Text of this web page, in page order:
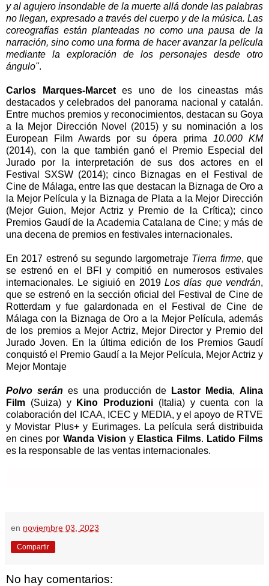
y al agujero insondable de la muerte allá donde las palabras
no llegan, expresado a través del cuerpo y de la música. Las
coreografías están planteadas no como una pausa de la
narración, sino como una forma de hacer avanzar la película
mediante la exploración de los personajes desde otro
ángulo".
Carlos Marques-Marcetes uno de los cineastas más
destacados y celebrados del panorama nacional y catalán.
Entre muchos premios y reconocimientos, destacan su Goya
a la Mejor Dirección Novel (2015) y su nominación a los
European Film Awards por su ópera prima 10.000 KM
(2014), con la que también ganó el Premio Especial del
Jurado por la interpretación de sus dos actores en el
Festival SXSW (2014); cinco Biznagas en el Festival de
Cine de Málaga, entre las que destacan la Biznaga de Oro a
la Mejor Película y la Biznaga de Plata a la Mejor Dirección
(Mejor Guion, Mejor Actriz y Premio de la Crítica); cinco
Premios Gaudí de la Academia Catalana de Cine; y más de
una decena de premios en festivales internacionales.
En 2017 estrenó su segundo largometraje Tierra firme, que
se estrenó en el BFI y compitió en numerosos estivales
internacionales. Le sigiuió en 2019 Los días que vendrán,
que se estrenó en la sección oficial del Festival de Cine de
Rotterdam y fue galardonada en el Festival de Cine de
Málaga con la Biznaga de Oro a la Mejor Película, además
de los premios a Mejor Actriz, Mejor Director y Premio del
Jurado Joven. En la última edición de los Premios Gaudí
conquistó el Premio Gaudí a la Mejor Película, Mejor Actriz y
Mejor Montaje
Polvo serán es una producción de Lastor Media, Alina
Film (Suiza) y Kino Produzioni (Italia) y cuenta con la
colaboración del ICAA, ICEC y MEDIA, y el apoyo de RTVE
y Movistar Plus+ y Eurimages. La película será distribuida
en cines por Wanda Vision y Elastica Films. Latido Films
es la responsable de las ventas internacionales.
en noviembre 03, 2023
Compartir
No hay comentarios: